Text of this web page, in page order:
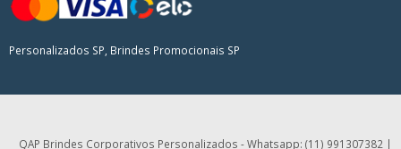
Personalizados SP, Brindes Promocionais SP
QAP Brindes Corporativos Personalizados - Whatsapp: (11) 991307382 |